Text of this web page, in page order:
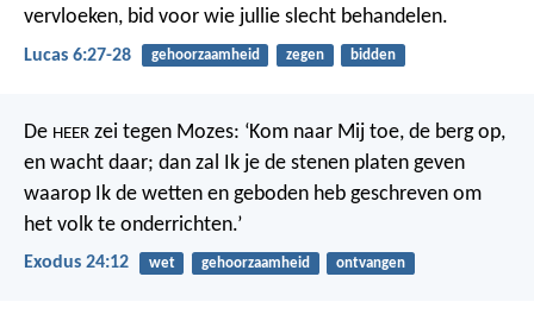
vervloeken, bid voor wie jullie slecht behandelen.
Lucas 6:27-28 gehoorzaamheid zegen bidden
De HEER zei tegen Mozes: ‘Kom naar Mij toe, de berg op,
en wacht daar; dan zal Ik je de stenen platen geven
waarop Ik de wetten en geboden heb geschreven om
het volk te onderrichten.’
Exodus 24:12 wet gehoorzaamheid ontvangen